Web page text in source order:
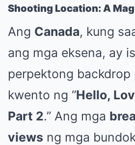
Shooting Location: A
Ang Canada, kung
ang mga eksena, ay
perpektong backdrop
kwento ng “Hello,
Part 2.” Ang mga
views ng mga